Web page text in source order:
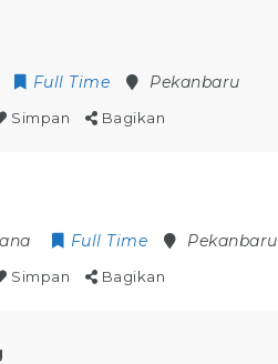
Full Time Pekanbaru
Simpan Bagikan
Full Time Pekanbaru
Simpan Bagikan